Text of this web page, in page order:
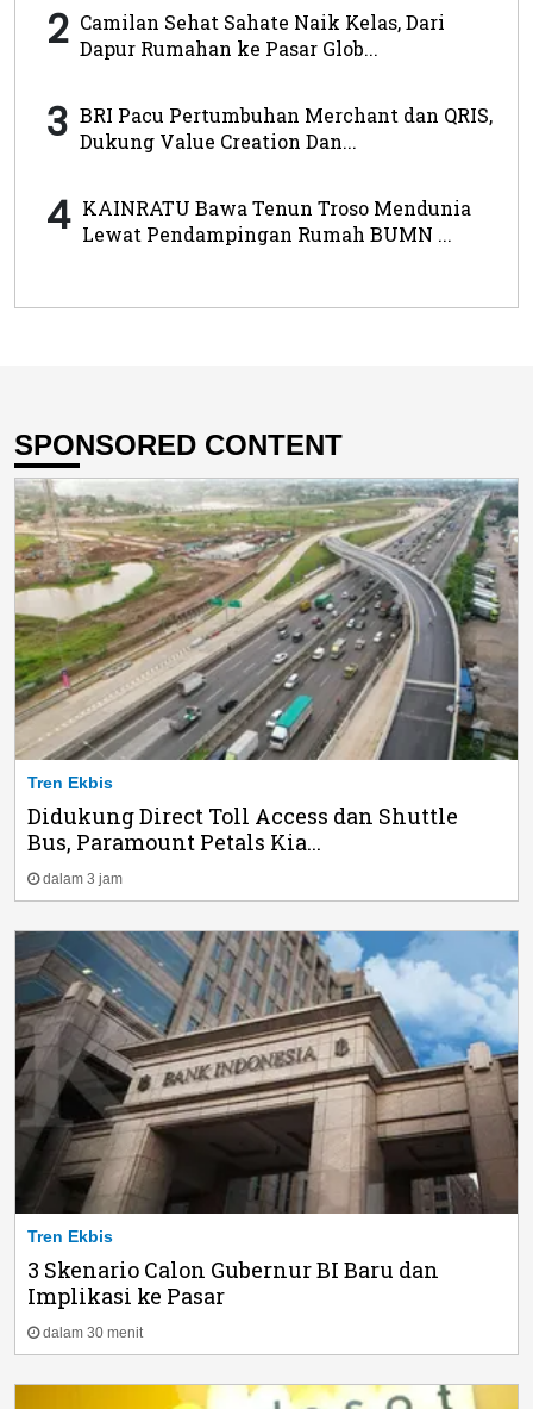
2 Camilan Sehat Sahate Naik Kelas, Dari
Dapur Rumahan ke Pasar Glob...
3 BRI Pacu Pertumbuhan Merchant dan QRIS,
Dukung Value Creation Dan...
4 KAINRATU Bawa Tenun Troso Mendunia
Lewat Pendampingan Rumah BUMN ...
SPONSORED CONTENT
Tren Ekbis
Didukung Direct Toll Access dan Shuttle
Bus, Paramount Petals Kia...
dalam 3 jam
Tren Ekbis
3 Skenario Calon Gubernur BI Baru dan
Implikasi ke Pasar
dalam 30 menit